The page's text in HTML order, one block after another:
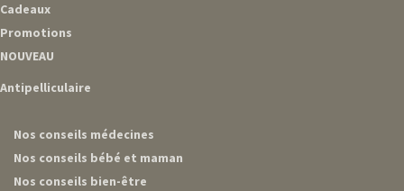
Cadeaux
Promotions
NOUVEAU
Antipelliculaire
Nos conseils médecines
Nos conseils bébé et maman
Nos conseils bien-être